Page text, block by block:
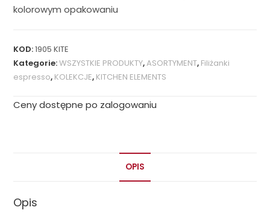
kolorowym opakowaniu
KOD:1905 KITE
Kategorie:WSZYSTKIE PRODUKTY,ASORTYMENT, Filiżanki
espresso, KOLEKCJE, KITCHEN ELEMENTS
Ceny dostępne po zalogowaniu
OPIS
Opis